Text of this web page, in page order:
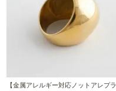
【金属アレルギー対応ノットアレプラ